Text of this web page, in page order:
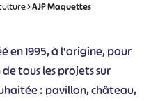
>AJP Maquettes
en 1995, à l'origine, pour
tous les projets sur
: pavillon, château,